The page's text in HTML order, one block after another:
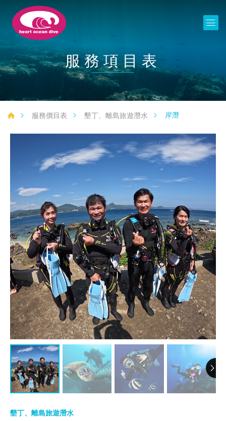
服務項目表
服務價目表 墾丁、離島旅遊潛水 岸潛
墾丁、離島旅遊潛水